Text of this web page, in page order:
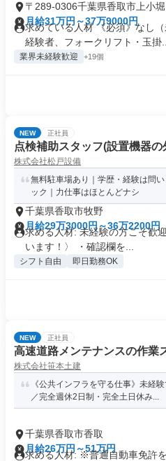
〒289-0306千葉県香取市上小堀
月給31万円～37万9000円
求めている人材 《必須》なし
経験者、フォークリフト・玉掛...
業界未経験歓迎 +19個
NEW 正社員
点検補助スタッフ(設置機器の
株式会社松戸設備
無料駐車場あり｜学歴・経験は問
ック｜力仕事はほとんどナシ
千葉県香取市牧野
月給29万3000円～36万2200円
求める人材: 未経験の方こそ歓
います！〉 ・確認欄を...
シフト自由 即日勤務OK
NEW 正社員
高速道路メンテナンスの作業
株式会社笹本土建
《公共インフラを守る仕事》未経
／完全週休2日制・完全土日休み...
千葉県香取市香取
月給26万円～51万円
求める人材: ※普通自動車免許